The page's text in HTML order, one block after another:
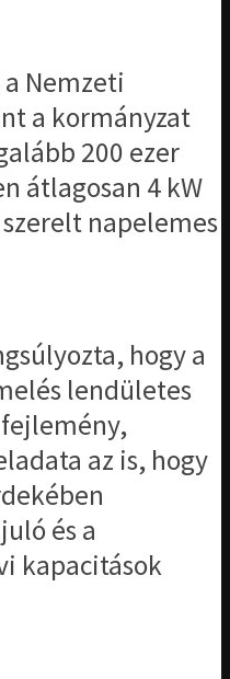
Nemzeti
a kormányzat
200 ezer
átlagosan 4 kW
napelemes
hogy a
lendületes
az is, hogy
és a
kapacitások